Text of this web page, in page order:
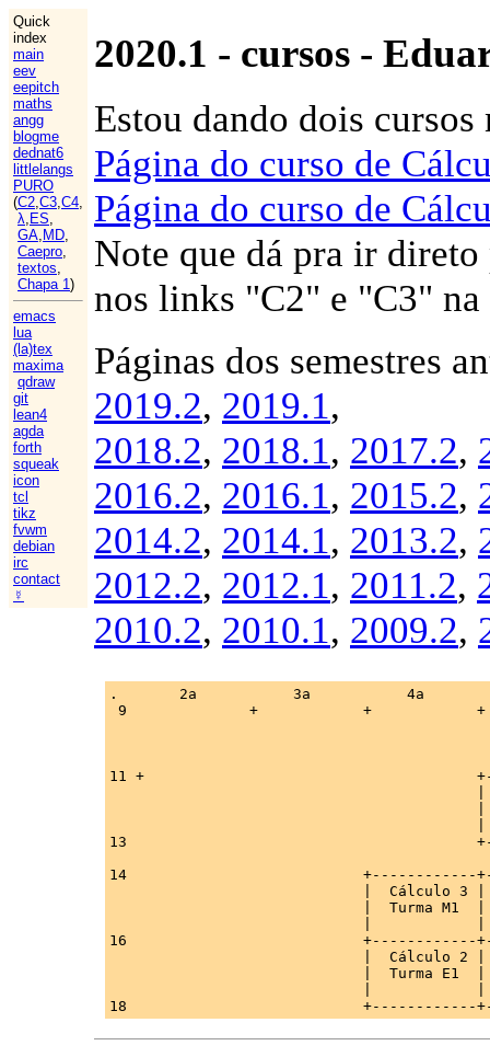
Quick
index
main
eev
eepitch
maths
angg
blogme
dednat6
littlelangs
PURO
(C2,C3,C4,
λ, ES,
GA, MD,
Caepro,
textos,
Chapa 1)
emacs
lua
(la)tex
maxima
qdraw
git
lean4
agda
forth
squeak
icon
tcl
tikz
fvwm
debian
irc
contact
☿
2020.1 - cursos -
Estou dando dois cursos
Página do curso de
Página do curso de
Note que dá pra ir
nos links "C2" e "C3" na
Páginas dos semestres
2019.2, 2019.1,
2018.2, 2018.1, 2017.2,
2016.2, 2016.1, 2015.2,
2014.2, 2014.1, 2013.2,
2012.2, 2012.1, 2011.2,
2010.2, 2010.1, 2009.2,
.       2a           3a           4a
9              +            +
11 +
13
14                           +------------
|  Cálculo 3
|  Turma M1
16                           +------------
|  Cálculo 2
|  Turma E1